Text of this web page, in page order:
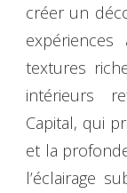
créer un
textures
intérieurs
Capital, qui
et la
l’éclairage